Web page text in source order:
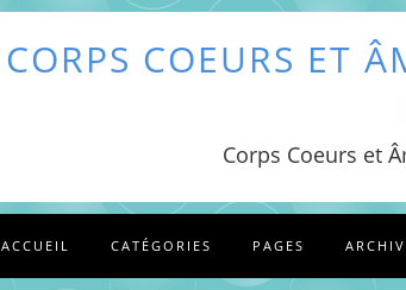
CORPS COEURS ET
Corps Coeurs et
ACCUEIL CATÉGORIES PAGES